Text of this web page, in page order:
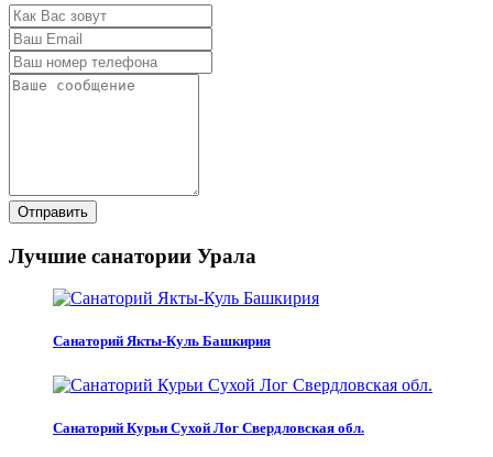
Отправить
Лучшие санатории Урала
Санаторий Якты-Куль Башкирия
Санаторий Курьи Сухой Лог Свердловская обл.